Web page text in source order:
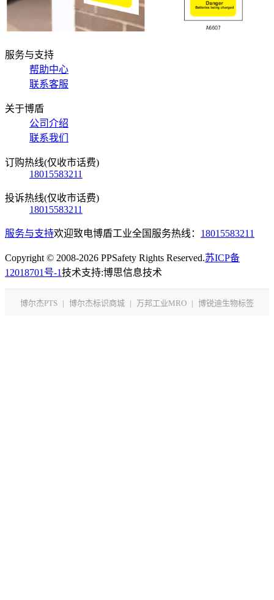
服务与支持
帮助中心
联系客服
关于博盾
公司介绍
联系我们
订购热线(仅收市话费)
18015583211
投诉热线(仅收市话费)
18015583211
服务与支持欢迎致电博盾工业全国服务热线： 18015583211
Copyright © 2008-2026 PPSafety Rights Reserved.苏ICP备
12018701号-1技术支持:博思信息技术
博尔杰PTS | 博尔杰标识商城 | 万邦工业MRO | 博锐迪生物标签